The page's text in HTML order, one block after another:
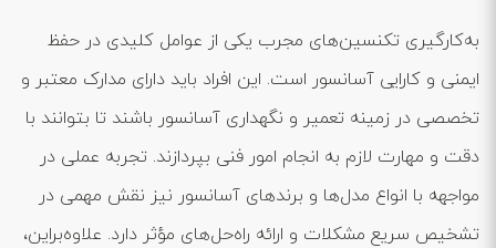
به‌کارگیری تکنسین‌های مجرب یکی از عوامل کلیدی در حفظ
ایمنی و کارایی آسانسور است. این افراد باید دارای مدارک معتبر و
تخصصی در زمینه تعمیر و نگهداری آسانسور باشند تا بتوانند با
دقت و مهارت لازم به انجام امور فنی بپردازند. تجربه عملی در
مواجهه با انواع مدل‌ها و برندهای آسانسور نیز نقش مهمی در
تشخیص سریع مشکلات و ارائه راه‌حل‌های مؤثر دارد. علاوه‌براین،